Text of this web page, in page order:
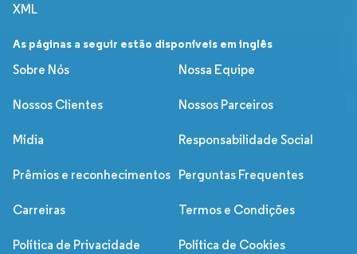
XML
As páginas a seguir estão disponíveis em inglês
Sobre Nós
Nossa Equipe
Nossos Clientes Nossos Parceiros
Mídia Responsabilidade Social
Prêmios e reconhecimentos Perguntas Frequentes
Carreiras Termos e Condições
Política de Privacidade Política de Cookies